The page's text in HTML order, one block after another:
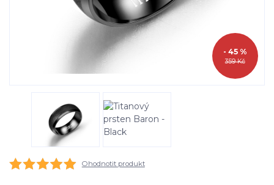
359 Kč
- 45 %
Ohodnotit produkt